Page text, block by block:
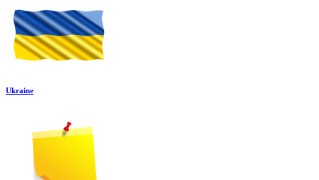
Ukraine